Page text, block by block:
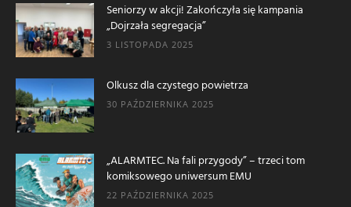
Seniorzy w akcji! Zakończyła się kampania
„Dojrzała segregacja”
3 LISTOPADA 2025
Olkusz dla czystego powietrza
30 PAŹDZIERNIKA 2025
„ALARMTEC. Na fali przygody” – trzeci tom
komiksowego uniwersum EMU
22 PAŹDZIERNIKA 2025